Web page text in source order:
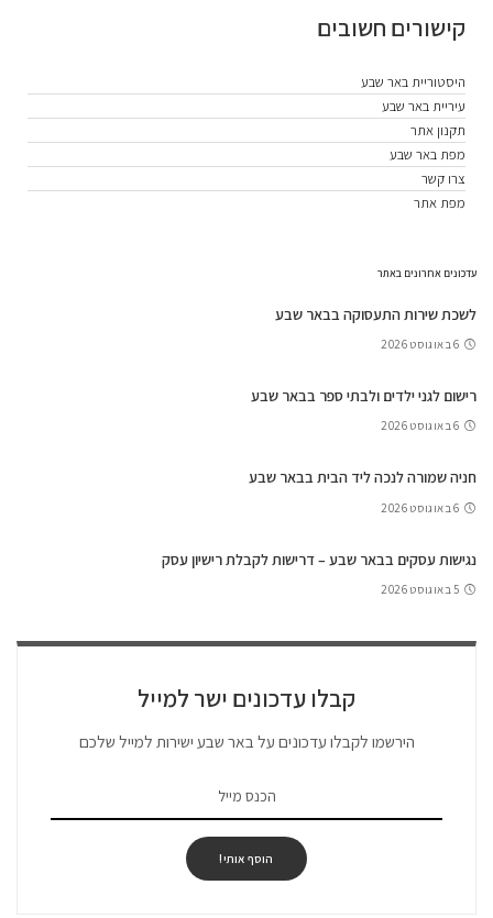
קישורים חשובים
היסטוריית באר שבע
עיריית באר שבע
תקנון אתר
מפת באר שבע
צרו קשר
מפת אתר
עדכונים אחרונים באתר
לשכת שירות התעסוקה בבאר שבע
6 באוגוסט 2026
רישום לגני ילדים ולבתי ספר בבאר שבע
6 באוגוסט 2026
חניה שמורה לנכה ליד הבית בבאר שבע
6 באוגוסט 2026
נגישות עסקים בבאר שבע – דרישות לקבלת רישיון עסק
5 באוגוסט 2026
קבלו עדכונים ישר למייל
הירשמו לקבלו עדכונים על באר שבע ישירות למייל שלכם
הוסף אותי!